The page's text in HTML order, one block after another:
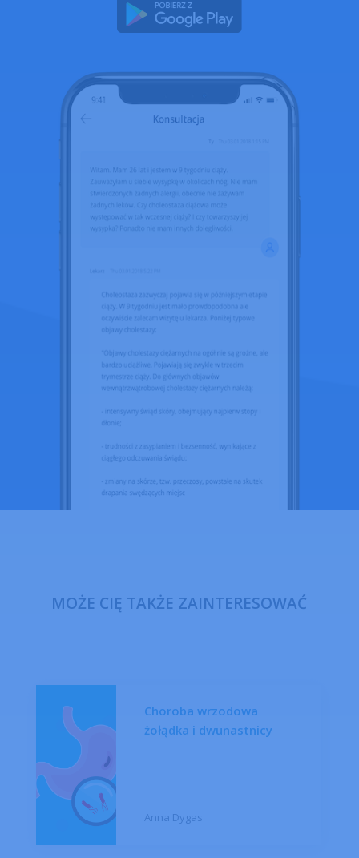
MOŻE CIĘ TAKŻE ZAINTERESOWAĆ
Choroba wrzodowa
żołądka i dwunastnicy
Anna Dygas